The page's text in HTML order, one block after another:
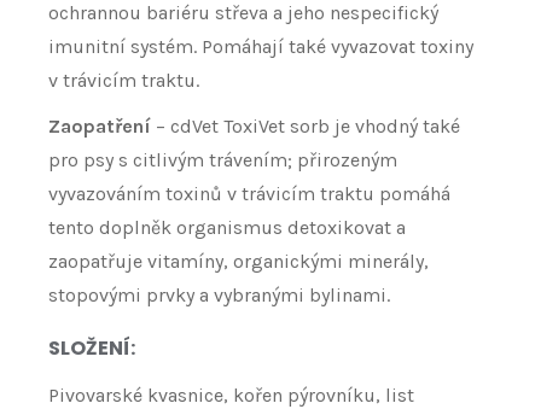
ochrannou bariéru střeva a jeho nespecifický
imunitní systém. Pomáhají také vyvazovat toxiny
v trávicím traktu.
Zaopatření – cdVet ToxiVet sorb je vhodný také
pro psy s citlivým trávením; přirozeným
vyvazováním toxinů v trávicím traktu pomáhá
tento doplněk organismus detoxikovat a
zaopatřuje vitamíny, organickými minerály,
stopovými prvky a vybranými bylinami.
SLOŽENÍ:
Pivovarské kvasnice, kořen pýrovníku, list